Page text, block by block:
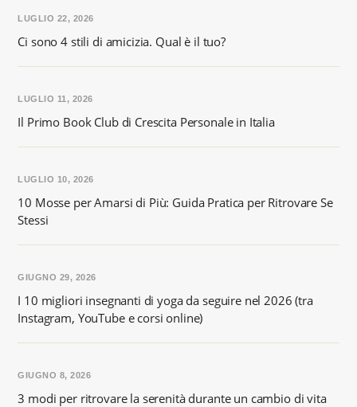
Ci sono 4 stili di amicizia. Qual è il tuo?
LUGLIO 22, 2026
Il Primo Book Club di Crescita Personale in Italia
LUGLIO 11, 2026
10 Mosse per Amarsi di Più: Guida Pratica per Ritrovare Se
Stessi
LUGLIO 10, 2026
I 10 migliori insegnanti di yoga da seguire nel 2026 (tra
Instagram, YouTube e corsi online)
GIUGNO 29, 2026
3 modi per ritrovare la serenità durante un cambio di vita
GIUGNO 8, 2026